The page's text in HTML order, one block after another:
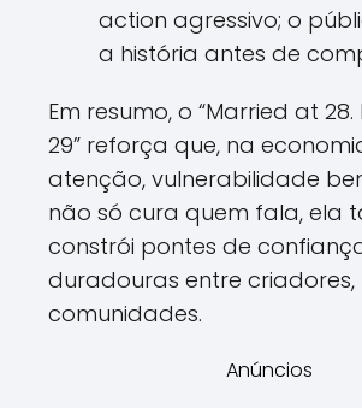
action agressivo; o
a história antes de
Em resumo, o “Married at
29” reforça que, na
atenção, vulnerabilidade
não só cura quem fala, ela
constrói pontes de
duradouras entre
comunidades.
Anúncios